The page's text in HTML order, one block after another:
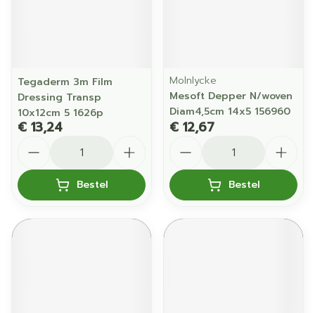
Tegaderm 3m Film
Dressing Transp
10x12cm 5 1626p
€ 13,24
Bestel
Molnlycke
Mesoft Depper N/woven
Diam4,5cm 14x5 156960
€ 12,67
Bestel